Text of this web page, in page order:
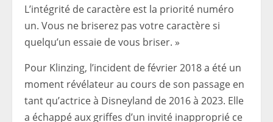
L’intégrité de caractère est la priorité numéro
un. Vous ne briserez pas votre caractère si
quelqu’un essaie de vous briser. »
Pour Klinzing, l’incident de février 2018 a été un
moment révélateur au cours de son passage en
tant qu’actrice à Disneyland de 2016 à 2023. Elle
a échappé aux griffes d’un invité inapproprié ce